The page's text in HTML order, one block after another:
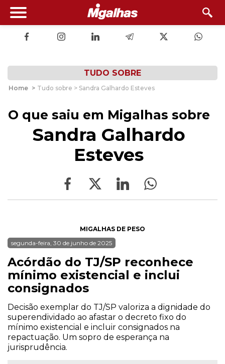
TUDO SOBRE
Home > Tudo sobre > Sandra Galhardo Esteves
O que saiu em Migalhas sobre
Sandra Galhardo
Esteves
MIGALHAS DE PESO
segunda-feira, 30 de junho de 2025
Acórdão do TJ/SP reconhece
mínimo existencial e inclui
consignados
Decisão exemplar do TJ/SP valoriza a dignidade do
superendividado ao afastar o decreto fixo do
mínimo existencial e incluir consignados na
repactuação. Um sopro de esperança na
jurisprudência.